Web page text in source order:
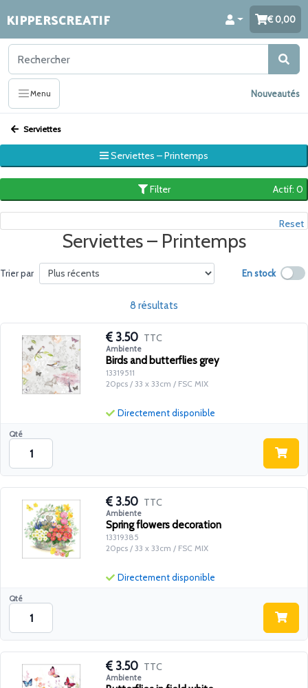
KIPPERSCREATIF 0,00
Menu Nouveautés
Serviettes
Serviettes – Printemps
Filter Actif: 0
Reset
Serviettes – Printemps
Trier par En stock
8 résultats
3.50 TTC
Ambiente
Birds and butterflies grey
13319511
20pcs / 33 x 33cm / FSC MIX
Qté
Directement disponible
3.50 TTC
Ambiente
Spring flowers decoration
13319385
20pcs / 33 x 33cm / FSC MIX
Qté
Directement disponible
3.50 TTC
Ambiente